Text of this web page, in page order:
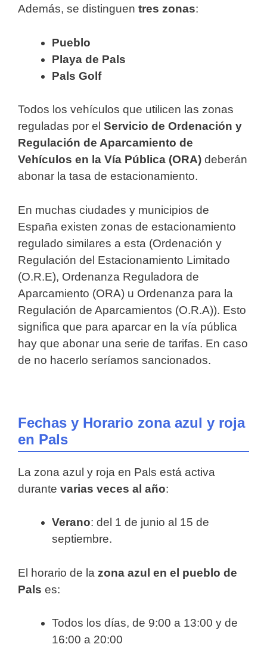
Además, se distinguen tres zonas:
Pueblo
Playa de Pals
Pals Golf
Todos los vehículos que utilicen las zonas
reguladas por el Servicio de Ordenación y
Regulación de Aparcamiento de
Vehículos en la Vía Pública (ORA) deberán
abonar la tasa de estacionamiento.
En muchas ciudades y municipios de
España existen zonas de estacionamiento
regulado similares a esta (Ordenación y
Regulación del Estacionamiento Limitado
(O.R.E), Ordenanza Reguladora de
Aparcamiento (ORA) u Ordenanza para la
Regulación de Aparcamientos (O.R.A)). Esto
significa que para aparcar en la vía pública
hay que abonar una serie de tarifas. En caso
de no hacerlo seríamos sancionados.
Fechas y Horario zona azul y roja
en Pals
La zona azul y roja en Pals está activa
durante varias veces al año:
Verano: del 1 de junio al 15 de
septiembre.
El horario de la zona azul en el pueblo de
Pals es:
Todos los días, de 9:00 a 13:00 y de
16:00 a 20:00